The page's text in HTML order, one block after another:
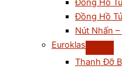
Đồng Hồ
Đồng Hồ
Nút Nhấn
Euroklas
Thanh Đỡ